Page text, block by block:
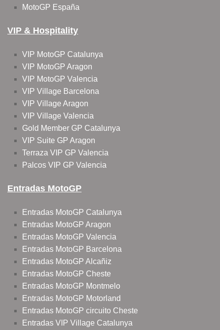
MotoGP España
VIP & Hospitality
VIP MotoGP Catalunya
VIP MotoGP Aragon
VIP MotoGP Valencia
VIP Village Barcelona
VIP Village Aragon
VIP Village Valencia
Gold Member GP Catalunya
VIP Suite GP Aragon
Terraza VIP GP Valencia
Palcos VIP GP Valencia
Entradas MotoGP
Entradas MotoGP Catalunya
Entradas MotoGP Aragon
Entradas MotoGP Valencia
Entradas MotoGP Barcelona
Entradas MotoGP Alcañiz
Entradas MotoGP Cheste
Entradas MotoGP Montmelo
Entradas MotoGP Motorland
Entradas MotoGP circuito Cheste
Entradas VIP Village Catalunya